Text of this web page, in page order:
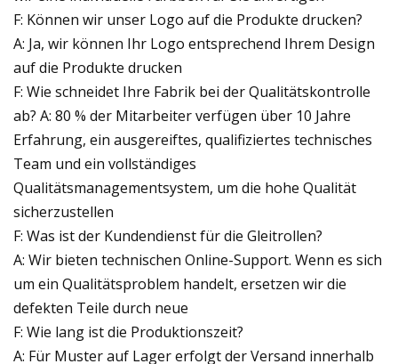
F: Können wir unser Logo auf die Produkte drucken?
A: Ja, wir können Ihr Logo entsprechend Ihrem Design
auf die Produkte drucken
F: Wie schneidet Ihre Fabrik bei der Qualitätskontrolle
ab? A: 80 % der Mitarbeiter verfügen über 10 Jahre
Erfahrung, ein ausgereiftes, qualifiziertes technisches
Team und ein vollständiges
Qualitätsmanagementsystem, um die hohe Qualität
sicherzustellen
F: Was ist der Kundendienst für die Gleitrollen?
A: Wir bieten technischen Online-Support. Wenn es sich
um ein Qualitätsproblem handelt, ersetzen wir die
defekten Teile durch neue
F: Wie lang ist die Produktionszeit?
A: Für Muster auf Lager erfolgt der Versand innerhalb